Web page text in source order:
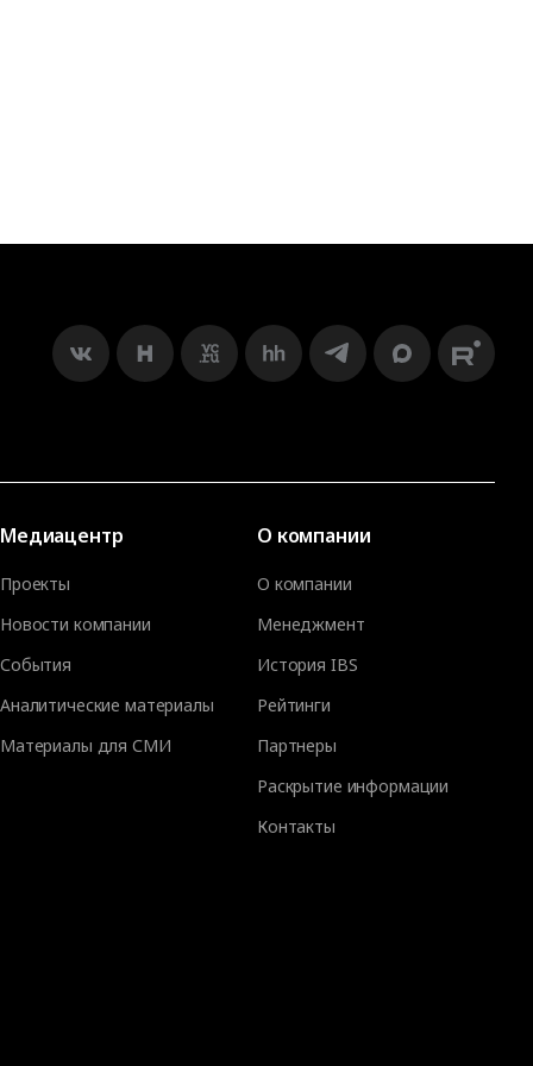
Медиацентр
Проекты
Новости компании
События
Аналитические материалы
Материалы для СМИ
О компании
О компании
Менеджмент
История IBS
Рейтинги
Партнеры
Раскрытие информации
Контакты